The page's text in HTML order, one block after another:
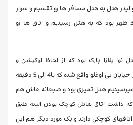
هتل به هتل مسافر ها رو تقسیم و سوار
اتبوس کرد حدودا ساعت 3 ظهر بود که به هتل رسیدیم و اتاق ها رو
نوا پلازا پارک بود که از لحاظ لوکیشن و
دسترسی بسیار خوب بود در خیابان بی اوغلو واقع شده که با4 الی 5 دقیقه
میرسیدیم هتل تمیزی بود و صبحانه هاش هم
1 مشکلی که داشت اتاق هاش کوچک بودن البته طبق
کوچکی دارند و یک مورد دیگر هم این